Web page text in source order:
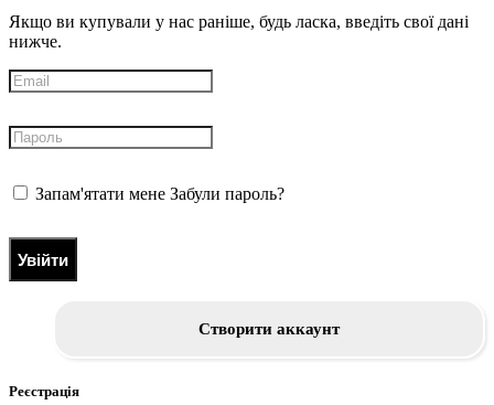
Якщо ви купували у нас раніше, будь ласка, введіть свої дані
нижче.
Запам'ятати мене Забули пароль?
Увійти
Створити аккаунт
Реєстрація